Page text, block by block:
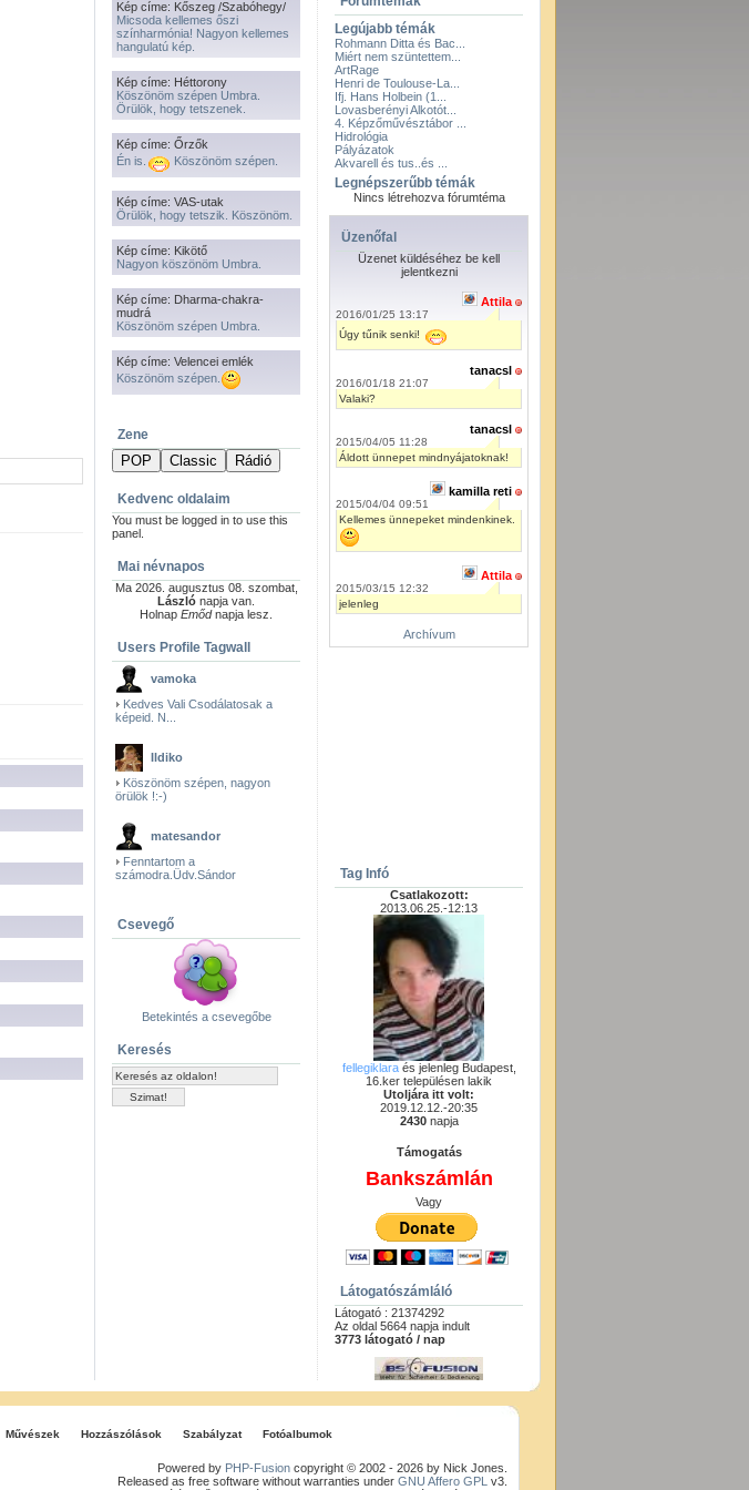
Kép címe: Kőszeg /Szabóhegy/
Micsoda kellemes őszi
színharmónia! Nagyon kellemes
hangulatú kép.
Kép címe: Héttorony
Köszönöm szépen Umbra.
Örülök, hogy tetszenek.
Kép címe: Őrzők
Én is.
Köszönöm szépen.
Kép címe: VAS-utak
Örülök, hogy tetszik. Köszönöm.
Kép címe: Kikötő
Nagyon köszönöm Umbra.
Kép címe: Dharma-chakra-
mudrá
Köszönöm szépen Umbra.
Kép címe: Velencei emlék
Köszönöm szépen.
Zene
Kedvenc oldalaim
You must be logged in to use this
panel.
Mai névnapos
Ma 2026. augusztus 08. szombat,
László napja van.
Holnap Emődnapja lesz.
Users Profile Tagwall
vamoka
Kedves Vali Csodálatosak a
képeid. N...
Ildiko
Köszönöm szépen, nagyon
örülök !:-)
matesandor
Fenntartom a
számodra.Üdv.Sándor
Csevegő
Betekintés a csevegőbe
Keresés
Legújabb témák
Rohmann Ditta és Bac...
Miért nem szüntettem...
ArtRage
Henri de Toulouse-La...
Ifj. Hans Holbein (1...
Lovasberényi Alkotót...
4. Képzőművésztábor ...
Hidrológia
Pályázatok
Akvarell és tus..és ...
Legnépszerűbb témák
Nincs létrehozva fórumtéma
Üzenőfal
Üzenet küldéséhez be kell
jelentkezni
Attila
2016/01/25 13:17
Úgy tűnik senki!
tanacsl
2016/01/18 21:07
Valaki?
tanacsl
2015/04/05 11:28
Áldott ünnepet mindnyájatoknak!
kamilla reti
2015/04/04 09:51
Kellemes ünnepeket mindenkinek.
Attila
2015/03/15 12:32
jelenleg
Archívum
Tag Infó
Csatlakozott:
2013.06.25.-12:13
fellegiklaraés jelenleg Budapest,
16.ker településen lakik
Utoljára itt volt:
2019.12.12.-20:35
2430napja
Támogatás
Bankszámlán
Vagy
Látogatószámláló
Látogató : 21374292
Az oldal 5664 napja indult
3773 látogató / nap
Művészek Hozzászólások Szabályzat Fotóalbumok
Powered by PHP-Fusioncopyright © 2002 - 2026 by Nick Jones.
Released as free software without warranties under GNU Affero GPL v3.